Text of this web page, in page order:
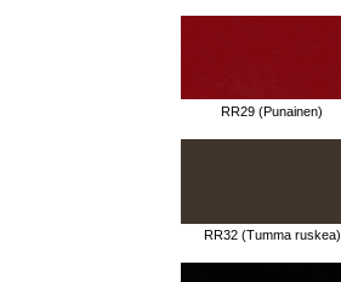
RR29 (Punainen)
RR32 (Tumma ruskea)